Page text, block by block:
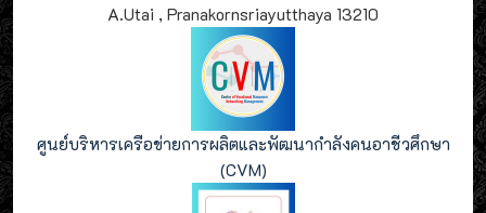
A.Utai , Pranakornsriayutthaya 13210
ศูนย์บริหารเครือข่ายการผลิตและพัฒนากำลังคนอาชีวศึกษา
(CVM)